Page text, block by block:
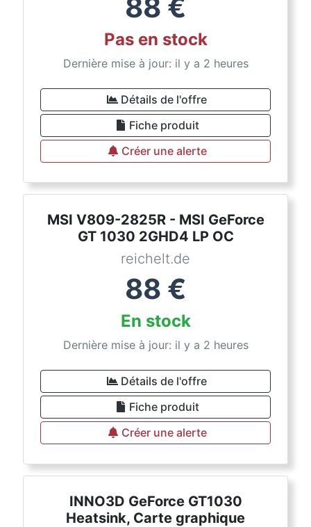
88 €
Pas en stock
Dernière mise à jour: il y a 2 heures
Détails de l'offre
Fiche produit
Créer une alerte
MSI V809-2825R - MSI GeForce
GT 1030 2GHD4 LP OC
reichelt.de
88 €
En stock
Dernière mise à jour: il y a 2 heures
Détails de l'offre
Fiche produit
Créer une alerte
INNO3D GeForce GT1030
Heatsink, Carte graphique